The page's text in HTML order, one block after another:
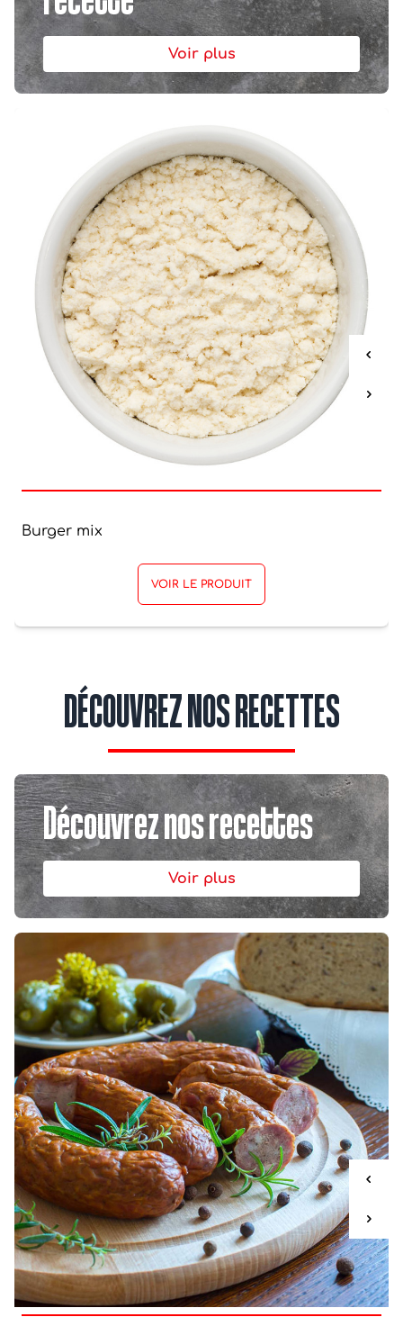
Voir plus
Burger mix
VOIR LE PRODUIT
DÉCOUVREZ NOS RECETTES
Découvrez nos recettes
Voir plus